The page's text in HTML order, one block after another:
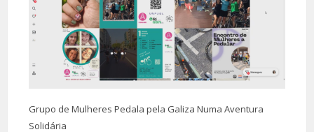
Grupo de Mulheres Pedala pela Galiza Numa Aventura
Solidária